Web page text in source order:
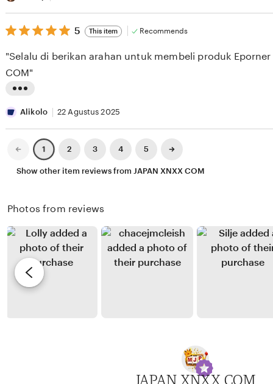
A
S
S
E
K
e
v
e
w
y
X
I
I
s
t
n
g
e
v
y
n
5
out
5
stars
5 This item Recommends
i
s
r
v
i
"Selalu di berikan arahan untuk membeli produk Eporner
COM"
Alikolo 22 Agustus 2025
Previous
page
1 2 3 4 5
Next
page
Show other item reviews from JAPAN XNXX COM
Photos from reviews